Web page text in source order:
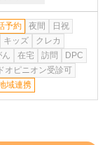
予約 夜間
日祝
キッズ
クレカ
ん 在宅 訪問
DPC
オピニオン受診可
域連携